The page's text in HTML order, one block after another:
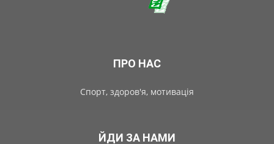
ПРО НАС
Спорт, здоров'я, мотивація
ЙДИ ЗА НАМИ